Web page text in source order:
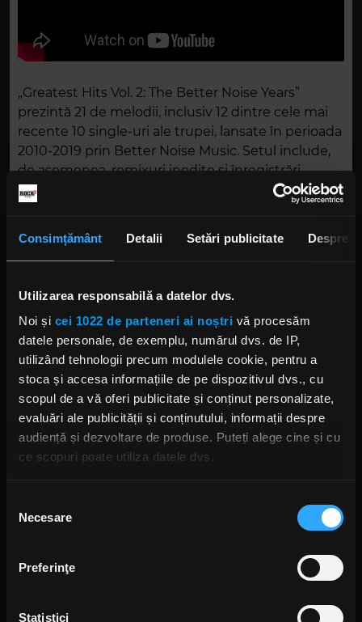
Consimțământ Detalii Setări publicitate Despre
Utilizarea responsabilă a datelor dvs.
Noi și cei 1022 de parteneri ai noștri vă procesăm
datele personale, de exemplu, numărul dvs. de IP,
utilizând tehnologii precum modulele cookie, pentru a
stoca și accesa informațiile de pe dispozitivul dvs., cu
scopul de a vă oferi publicitate și conținut personalizate,
evaluări ale publicității și conținutului, informații despre
audiență și dezvoltare de produse. Puteți alege cine și cu
ce scopuri poate utiliza datele dvs.
Să colectăm informațiile cu privire la locația dvs.
Să vă identificăm dispozitivul scanândul-l în mod
activ după caracteristici specifice (amprentare)
dvs. personale și configurați-vă preferințele la
secțiunea
consimțământului
Necesare
Preferinţe
Statistici
„Greatest Hits Vol. 2: The Better Noise Years”
prezintă 21 de melodii, inclusiv 12 dintre cele mai
recente 10 single-uri ale trupei, lansate în perioada
2010-2019 prin Better Noise Music. Setul include,
de asemenea, remixuri inedite și înregistrări
acustice din studiourile YouTube din New York.
mari hituri ale formației din Sacramento, primul lor
album compilatie de acest gen cuprinzând
To Be Loved - The Best of Papa Roach”.
PAPA ROACH
Rock News
Yngwie Malmsteen anunță
albumul Hell or High Water și